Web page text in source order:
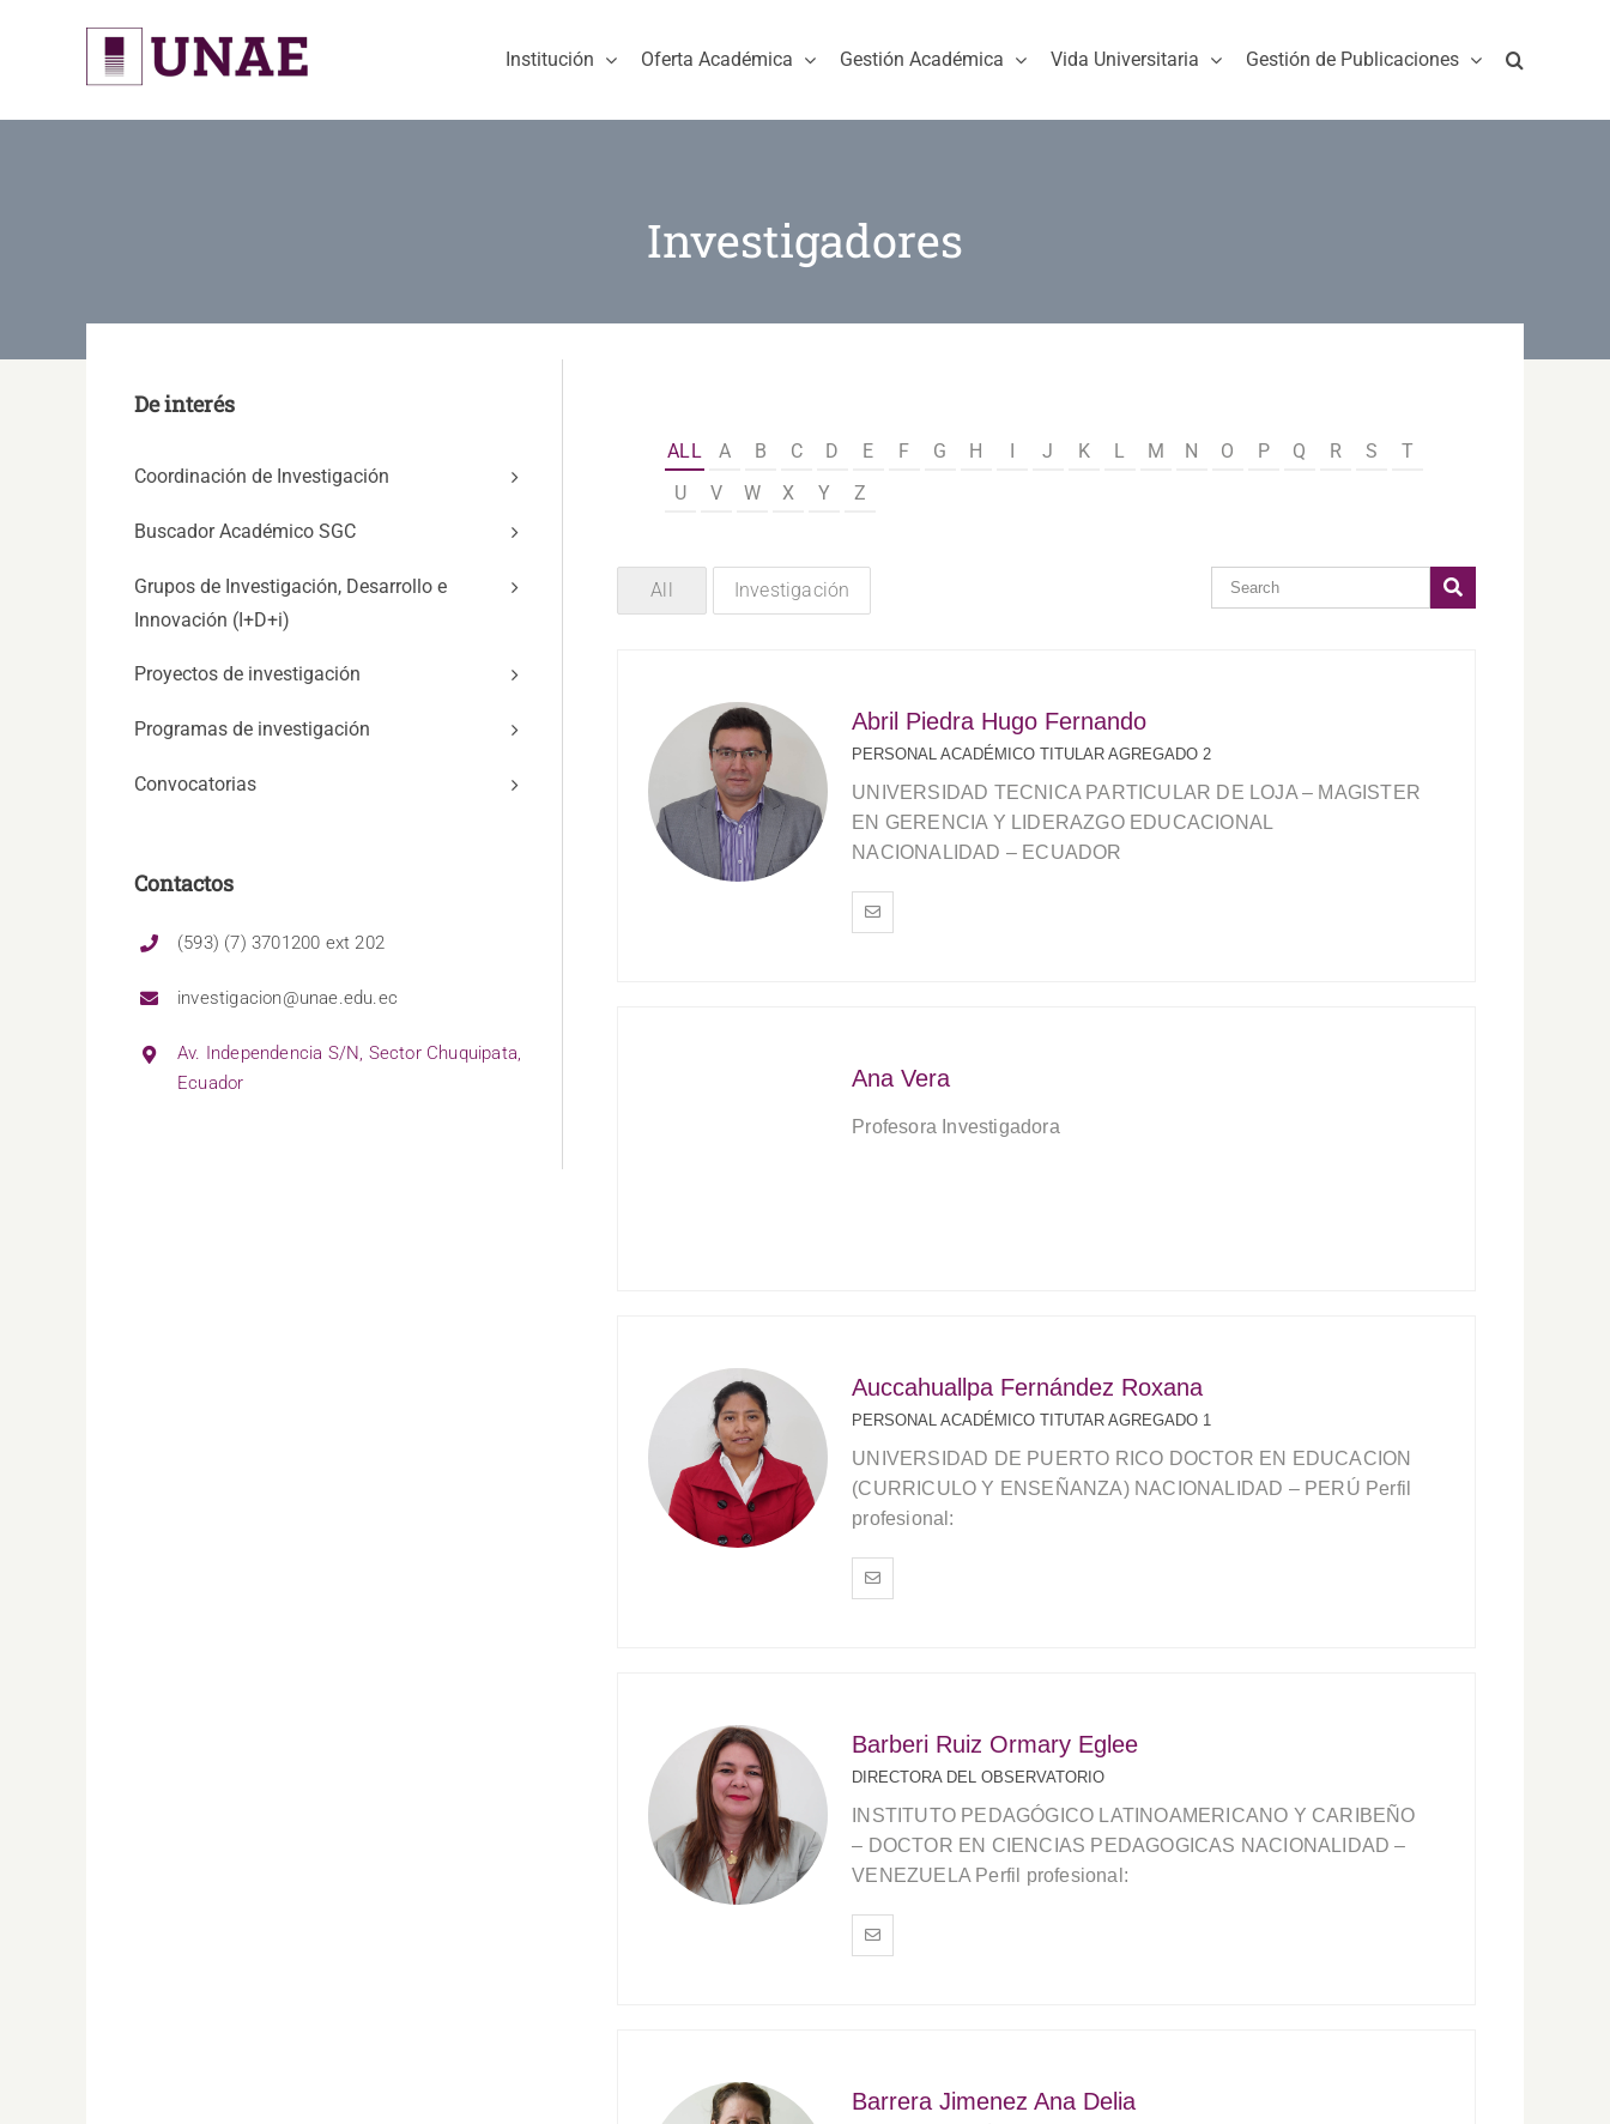
Institución Oferta Académica Gestión Académica Vida Universitaria Gestión de Publicaciones
Investigadores
De interés
Coordinación de Investigación
Buscador Académico SGC
Grupos de Investigación, Desarrollo e
Innovación (I+D+i)
Proyectos de investigación
Programas de investigación
Convocatorias
Contactos
(593) (7) 3701200 ext 202
investigacion@unae.edu.ec
Av. Independencia S/N, Sector Chuquipata,
Ecuador
ALL A B C D E F G H I J K L M N O P Q R S
T
U
V W X Y Z
All Investigación
Abril Piedra Hugo Fernando
PERSONAL ACADÉMICO TITULAR AGREGADO 2
UNIVERSIDAD TECNICA PARTICULAR DE LOJA – MAGISTER
EN GERENCIA Y LIDERAZGO EDUCACIONAL
NACIONALIDAD – ECUADOR
Ana Vera
Profesora Investigadora
Auccahuallpa Fernández Roxana
PERSONAL ACADÉMICO TITUTAR AGREGADO 1
UNIVERSIDAD DE PUERTO RICO DOCTOR EN EDUCACION
(CURRICULO Y ENSEÑANZA) NACIONALIDAD – PERÚ Perfil
profesional:
Barberi Ruiz Ormary Eglee
DIRECTORA DEL OBSERVATORIO
INSTITUTO PEDAGÓGICO LATINOAMERICANO Y CARIBEÑO
– DOCTOR EN CIENCIAS PEDAGOGICAS NACIONALIDAD –
VENEZUELA Perfil profesional:
Barrera Jimenez Ana Delia